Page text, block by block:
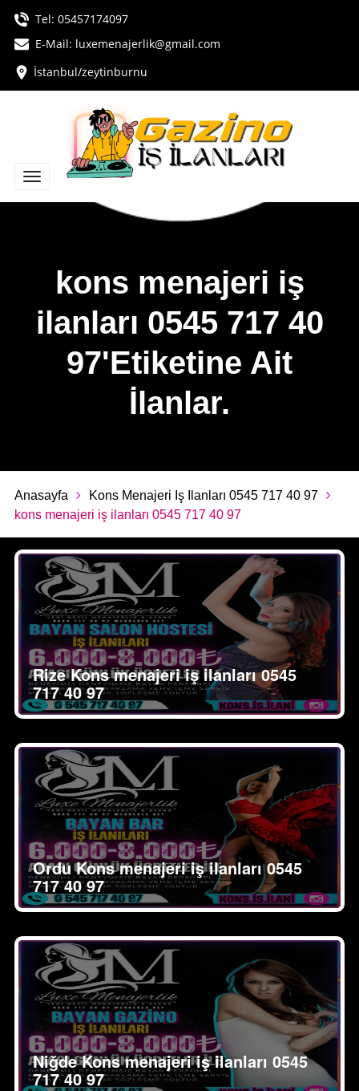
Tel: 05457174097
E-Mail: luxemenajerlik@gmail.com
İstanbul/zeytinburnu
kons menajeri iş
ilanları 0545 717 40
97'Etiketine Ait
İlanlar.
Anasayfa
Kons Menajeri Iş Ilanları 0545 717 40 97
kons menajeri iş ilanları 0545 717 40 97
Rize Kons menajeri iş ilanları 0545
717 40 97
Ordu Kons menajeri iş ilanları 0545
717 40 97
Niğde Kons menajeri iş ilanları 0545
717 40 97